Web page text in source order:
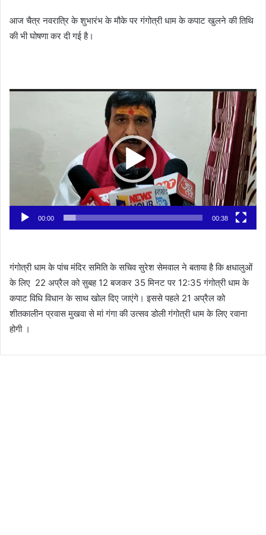
आज चैत्र नवरात्रि के शुभारंभ के मौके पर गंगोत्री धाम के कपाट खुलने की तिथि
की भी घोषणा कर दी गई है।
00:00 00:38
गंगोत्री धाम के पांच मंदिर समिति के सचिव सुरेश सेमवाल ने बताया है कि क्षधालुओं
के लिए 22 अप्रैल को सुबह 12 बजकर 35 मिनट पर 12:35 गंगोत्री धाम के
कपाट विधि विधान के साथ खोल दिए जाएंगे। इससे पहले 21 अप्रैल को
शीतकालीन प्रवास मुखवा से मां गंगा की उत्सव डोली गंगोत्री धाम के लिए रवाना
होगी ।